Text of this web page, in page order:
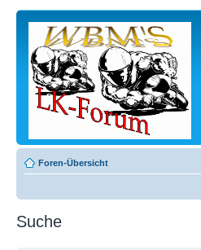
Foren-Übersicht
Suche